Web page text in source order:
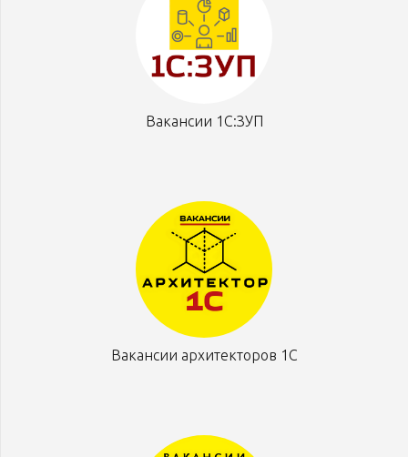
Вакансии 1С:ЗУП
Вакансии архитекторов 1С